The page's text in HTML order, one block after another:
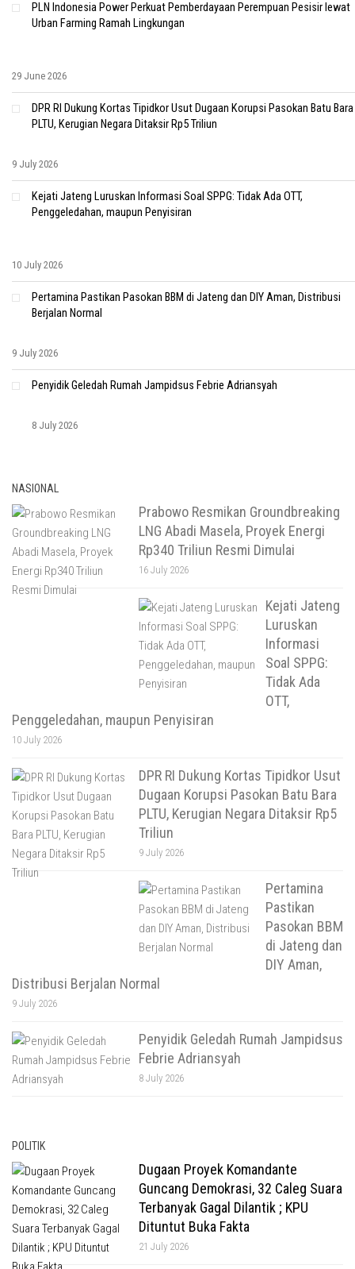
PLN Indonesia Power Perkuat Pemberdayaan Perempuan Pesisir lewat
Urban Farming Ramah Lingkungan
29 June 2026
DPR RI Dukung Kortas Tipidkor Usut Dugaan Korupsi Pasokan Batu Bara
PLTU, Kerugian Negara Ditaksir Rp5 Triliun
9 July 2026
Kejati Jateng Luruskan Informasi Soal SPPG: Tidak Ada OTT,
Penggeledahan, maupun Penyisiran
10 July 2026
Pertamina Pastikan Pasokan BBM di Jateng dan DIY Aman, Distribusi
Berjalan Normal
9 July 2026
Penyidik Geledah Rumah Jampidsus Febrie Adriansyah
8 July 2026
NASIONAL
Prabowo Resmikan Groundbreaking
LNG Abadi Masela, Proyek Energi
Rp340 Triliun Resmi Dimulai
16 July 2026
Kejati Jateng
Luruskan
Informasi
Soal SPPG:
Tidak Ada
OTT,
Penggeledahan, maupun Penyisiran
10 July 2026
DPR RI Dukung Kortas Tipidkor Usut
Dugaan Korupsi Pasokan Batu Bara
PLTU, Kerugian Negara Ditaksir Rp5
Triliun
9 July 2026
Pertamina
Pastikan
Pasokan BBM
di Jateng dan
DIY Aman,
Distribusi Berjalan Normal
9 July 2026
Penyidik Geledah Rumah Jampidsus
Febrie Adriansyah
8 July 2026
POLITIK
Dugaan Proyek Komandante
Guncang Demokrasi, 32 Caleg Suara
Terbanyak Gagal Dilantik ; KPU
Dituntut Buka Fakta
21 July 2026